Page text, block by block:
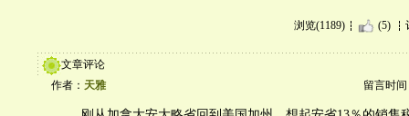
浏览(1189) (5)
文章评论
作者： 天雅 留言时间